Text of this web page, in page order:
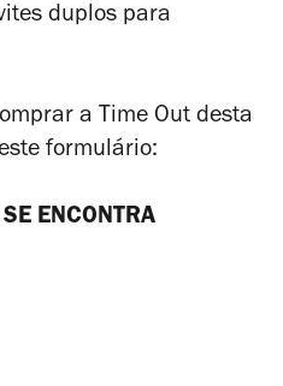
duplos para
a Time Out desta
formulário:
ENCONTRA